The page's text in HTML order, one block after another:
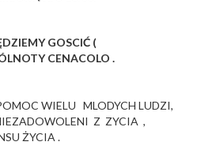
GOSCIĆ (
CENACOLO .
WIELU MLODYCH LUDZI,
Z ZYCIA ,
ŻYCIA .